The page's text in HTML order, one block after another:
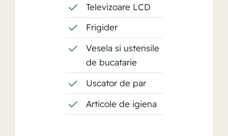
Televizoare LCD
Frigider
Vesela si ustensile
de bucatarie
Uscator de par
Articole de igiena